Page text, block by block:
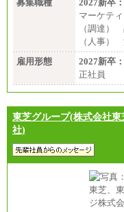
募集職種
2027新卒：
マーケテ
（調達
（人事
雇用形態
2027新卒：
正社員
東芝グループ(株式会社
社)